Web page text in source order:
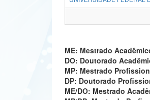
ME: Mestrado
DO: Doutorado
MP: Mestrado
DP: Doutorado
ME/DO: Mestrado